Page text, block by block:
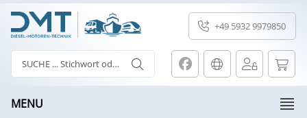
+49 5932 9979850
MENU